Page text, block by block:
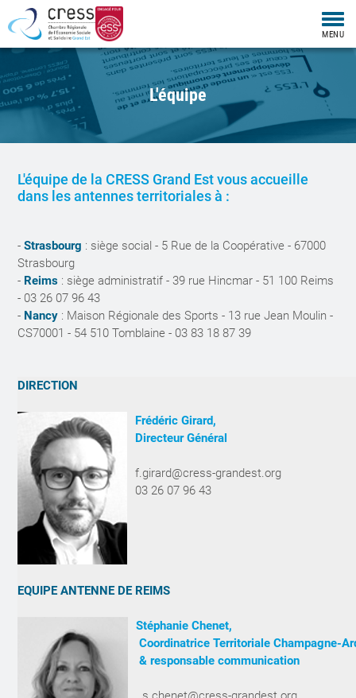
MENU
L'équipe
L'équipe de la CRESS Grand Est vous accueille
dans les antennes territoriales à :
-Strasbourg : siège social - 5 Rue de la Coopérative - 67000
Strasbourg
- Reims : siège administratif - 39 rue Hincmar - 51 100 Reims
- 03 26 07 96 43
- Nancy : Maison Régionale des Sports - 13 rue Jean Moulin -
CS70001 - 54 510 Tomblaine - 03 83 18 87 39
DIRECTION
Frédéric Girard,
Directeur Général
f.girard@cress-grandest.org
03 26 07 96 43
EQUIPE ANTENNE DE REIMS
Stéphanie Chenet,
Coordinatrice Territoriale Champagne-
& responsable communication